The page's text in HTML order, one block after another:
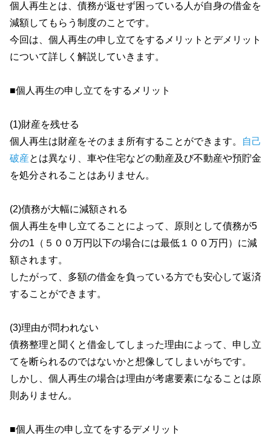
個人再生とは、債務が返せず困っている人が自身の借金を
減額してもらう制度のことです。
今回は、個人再生の申し立てをするメリットとデメリット
について詳しく解説していきます。
■個人再生の申し立てをするメリット
(1)財産を残せる
個人再生は財産をそのまま所有することができます。
自己
破産とは異なり、車や住宅などの動産及び不動産や預貯金
を処分されることはありません。
(2)債務が大幅に減額される
個人再生を申し立てることによって、原則として債務が5
分の1（５００万円以下の場合には最低１００万円）に減
額されます。
したがって、多額の借金を負っている方でも安心して返済
することができます。
(3)理由が問われない
債務整理と聞くと借金してしまった理由によって、申し立
てを断られるのではないかと想像してしまいがちです。
しかし、個人再生の場合は理由が考慮要素になることは原
則ありません。
■個人再生の申し立てをするデメリット